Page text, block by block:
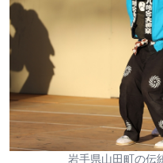
岩手県山田町の伝